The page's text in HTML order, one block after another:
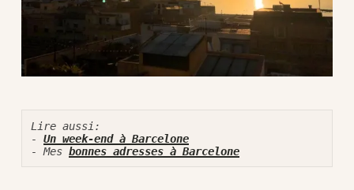
Lire aussi:
- Un week-end à Barcelone
- Mes bonnes adresses à Barcelone